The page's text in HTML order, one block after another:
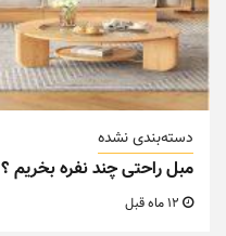
دسته‌بندی نشده
مبل راحتی چند نفره بخریم ؟